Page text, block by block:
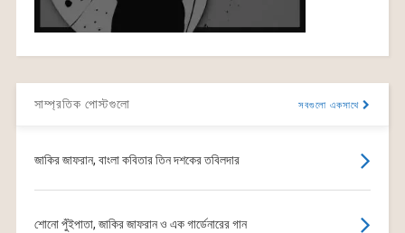
সাম্প্রতিক পোস্টগুলো সবগুলো একসাথে
জাকির জাফরান, বাংলা কবিতার তিন দশকের তবিলদার
শোনো পুঁইপাতা, জাকির জাফরান ও এক গার্ডেনারের গান